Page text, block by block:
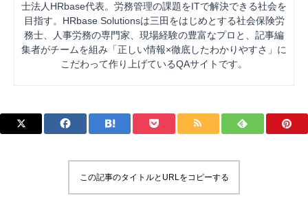
士法人HRbase代表。労務管理の課題をITで解決できる社会を
目指す。HRbase Solutionsは三田をはじめとする社会保険労
務士、人事労務の専門家、現場経験の豊富なプロと、記事編
集者がチームを組み「正しい情報×徹底したわかりやすさ」に
こだわって作り上げているQAサイトです。
この記事のタイトルとURLをコピーする